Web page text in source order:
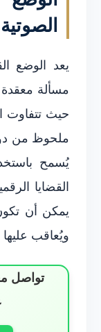
يعد الوضع
مسألة معقدة
حيث تتفاوت
ملحوظ من
يُسمح
القضايا
يمكن أن
ويُعاقب
تواصل